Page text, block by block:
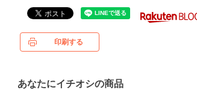
印刷する
あなたにイチオシの商品